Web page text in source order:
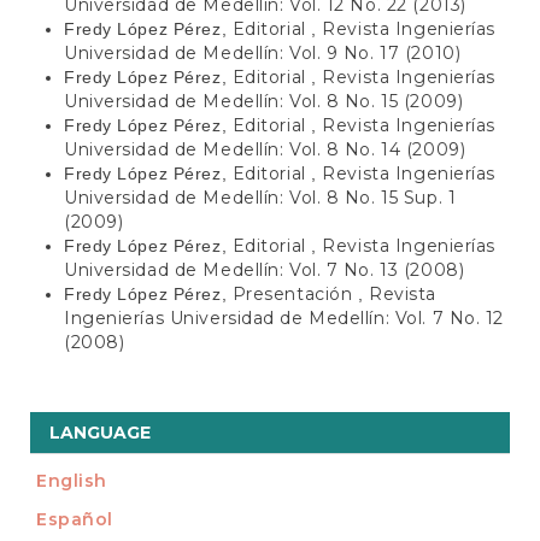
Fredy López Pérez, Editorial
Revista Ingenierías
Universidad de Medellín: Vol. 9 No. 17 (2010)
Fredy López Pérez, Editorial
Revista Ingenierías
Universidad de Medellín: Vol. 8 No. 15 (2009)
Fredy López Pérez, Editorial
Revista Ingenierías
Universidad de Medellín: Vol. 8 No. 14 (2009)
Fredy López Pérez, Editorial
Revista Ingenierías
Universidad de Medellín: Vol. 8 No. 15 Sup. 1
(2009)
Fredy López Pérez, Editorial
Revista Ingenierías
Universidad de Medellín: Vol. 7 No. 13 (2008)
Fredy López Pérez, Presentación
Revista
Ingenierías Universidad de Medellín: Vol. 7 No. 12
(2008)
LANGUAGE
English
Español